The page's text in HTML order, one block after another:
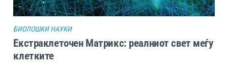
БИОЛОШКИ НАУКИ
Екстраклеточен Матрикс: реалниот свет меѓу
клетките